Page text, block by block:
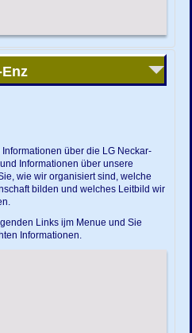
über die LG Neckar-
Informationen über unsere
wie wir organisiert sind, welche
bilden und welches Leitbild wir
Links ijm Menue und Sie
Informationen.